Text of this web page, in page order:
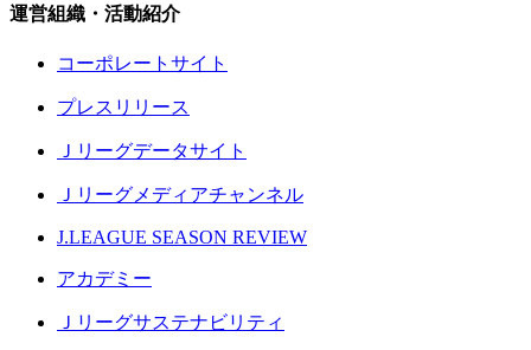
運営組織・活動紹介
コーポレートサイト
プレスリリース
Ｊリーグデータサイト
Ｊリーグメディアチャンネル
J.LEAGUE SEASON REVIEW
アカデミー
Ｊリーグサステナビリティ